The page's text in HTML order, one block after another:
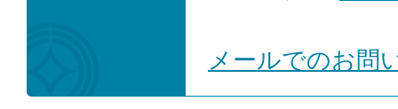
メールでのお問